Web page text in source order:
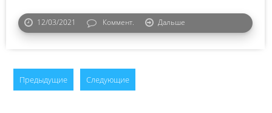
12/03/2021 Коммент. Дальше
Предыдущие Следующие